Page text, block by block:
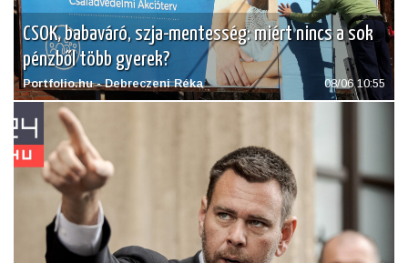
CSOK, babaváró, szja-mentesség: miért nincs a sok
pénzből több gyerek?
Portfolio.hu - Debreczeni Réka 08/06 10:55